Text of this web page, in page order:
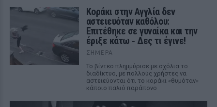
Kοράκι στην Αγγλία δεν
αστειευόταν καθόλου:
Επιτέθηκε σε γυναίκα και την
έριξε κάτω ‑ Δες τι έγινε!
ΣΉΜΕΡΑ
Το βίντεο πλημμύρισε με σχόλια το
διαδίκτυο, με πολλούς χρήστες να
αστειεύονται ότι το κοράκι «θυμόταν»
κάποιο παλιό παράπονο